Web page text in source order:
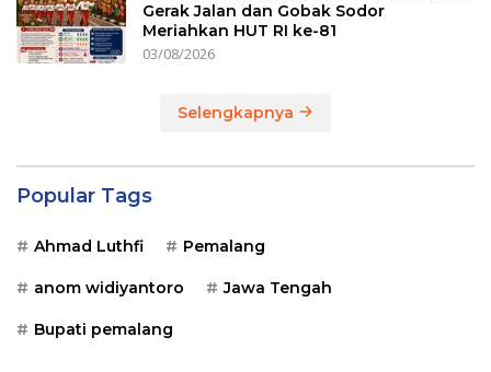
Gerak Jalan dan Gobak Sodor
Meriahkan HUT RI ke-81
03/08/2026
Selengkapnya
Popular Tags
Ahmad Luthfi Pemalang
anom widiyantoro Jawa Tengah
Bupati pemalang